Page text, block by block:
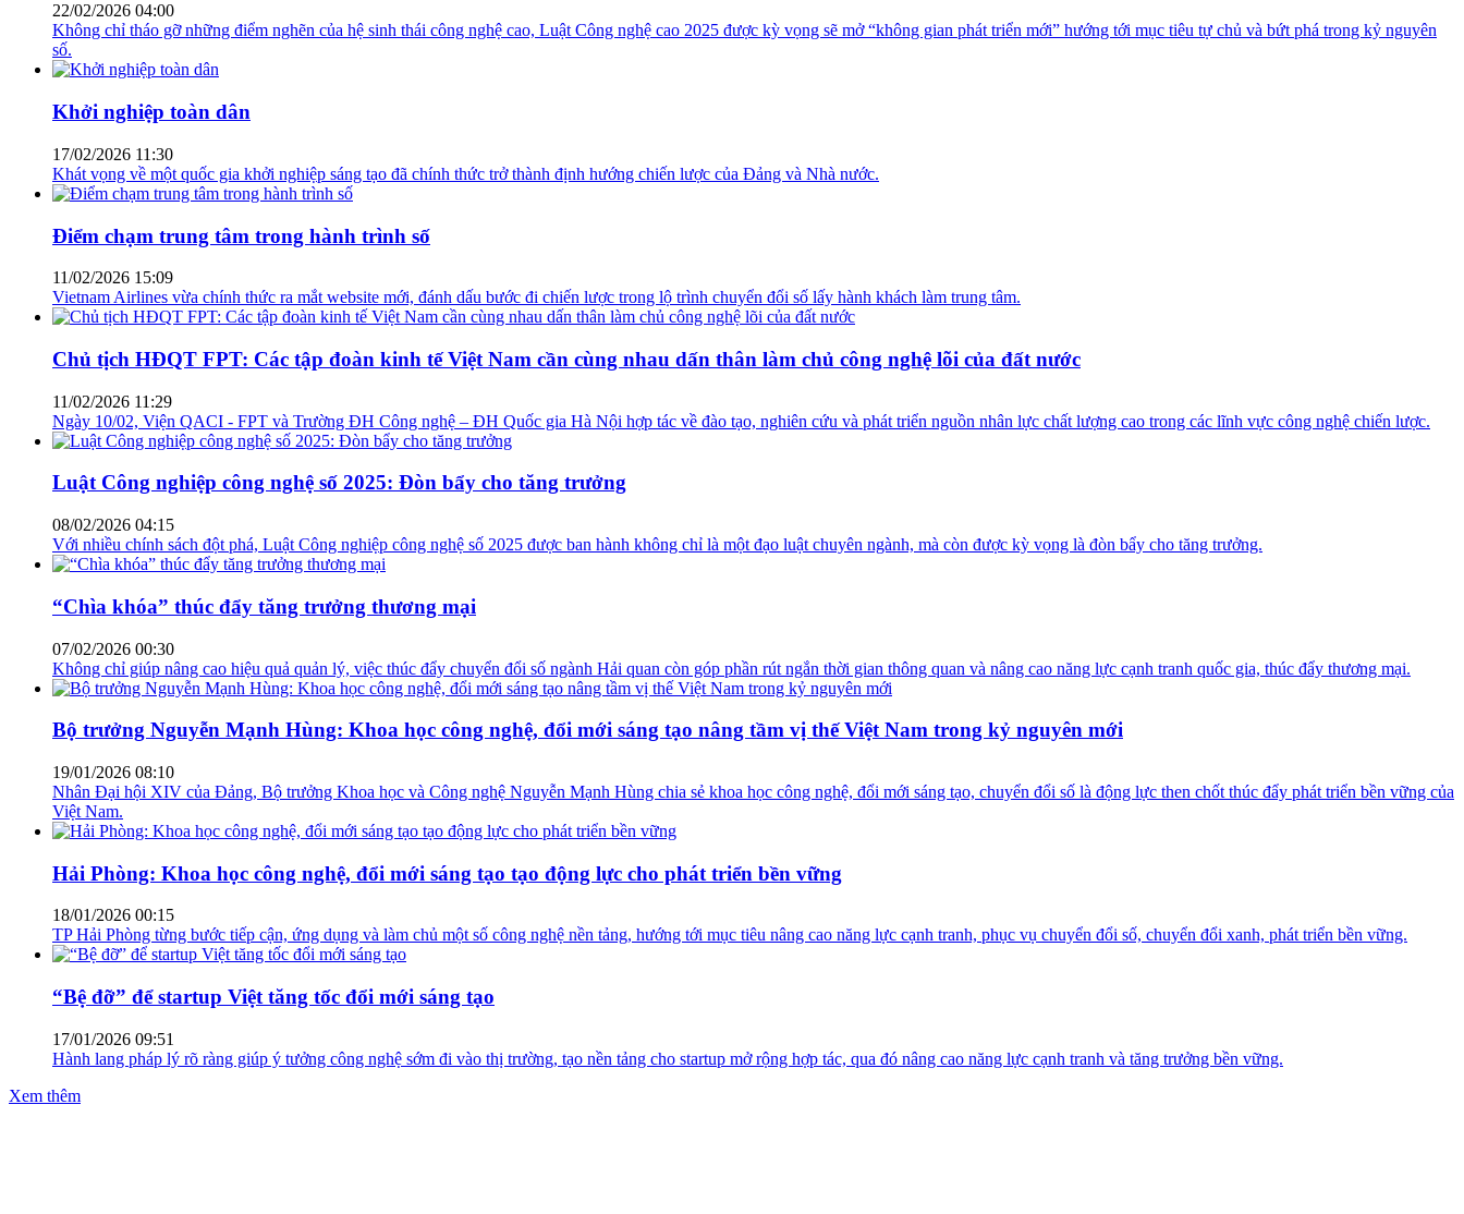
22/02/2026 04:00
Không chỉ tháo gỡ những điểm nghẽn của hệ sinh thái công nghệ cao, Luật Công nghệ cao 2025 được kỳ vọng sẽ mở “không gian phát triển mới” hướng tới mục tiêu tự chủ và bứt phá trong kỷ nguyên
số.
Khởi nghiệp toàn dân
17/02/2026 11:30
Khát vọng về một quốc gia khởi nghiệp sáng tạo đã chính thức trở thành định hướng chiến lược của Đảng và Nhà nước.
Điểm chạm trung tâm trong hành trình số
11/02/2026 15:09
Vietnam Airlines vừa chính thức ra mắt website mới, đánh dấu bước đi chiến lược trong lộ trình chuyển đổi số lấy hành khách làm trung tâm.
Chủ tịch HĐQT FPT: Các tập đoàn kinh tế Việt Nam cần cùng nhau dấn thân làm chủ công nghệ lõi của đất nước
11/02/2026 11:29
Ngày 10/02, Viện QACI - FPT và Trường ĐH Công nghệ – ĐH Quốc gia Hà Nội hợp tác về đào tạo, nghiên cứu và phát triển nguồn nhân lực chất lượng cao trong các lĩnh vực công nghệ chiến lược.
Luật Công nghiệp công nghệ số 2025: Đòn bẩy cho tăng trưởng
08/02/2026 04:15
Với nhiều chính sách đột phá, Luật Công nghiệp công nghệ số 2025 được ban hành không chỉ là một đạo luật chuyên ngành, mà còn được kỳ vọng là đòn bẩy cho tăng trưởng.
“Chìa khóa” thúc đẩy tăng trưởng thương mại
07/02/2026 00:30
Không chỉ giúp nâng cao hiệu quả quản lý, việc thúc đẩy chuyển đổi số ngành Hải quan còn góp phần rút ngắn thời gian thông quan và nâng cao năng lực cạnh tranh quốc gia, thúc đẩy thương mại.
Bộ trưởng Nguyễn Mạnh Hùng: Khoa học công nghệ, đổi mới sáng tạo nâng tầm vị thế Việt Nam trong kỷ nguyên mới
19/01/2026 08:10
Nhân Đại hội XIV của Đảng, Bộ trưởng Khoa học và Công nghệ Nguyễn Mạnh Hùng chia sẻ khoa học công nghệ, đổi mới sáng tạo, chuyển đổi số là động lực then chốt thúc đẩy phát triển bền vững của
Việt Nam.
Hải Phòng: Khoa học công nghệ, đổi mới sáng tạo tạo động lực cho phát triển bền vững
18/01/2026 00:15
TP Hải Phòng từng bước tiếp cận, ứng dụng và làm chủ một số công nghệ nền tảng, hướng tới mục tiêu nâng cao năng lực cạnh tranh, phục vụ chuyển đổi số, chuyển đổi xanh, phát triển bền vững.
“Bệ đỡ” để startup Việt tăng tốc đổi mới sáng tạo
17/01/2026 09:51
Hành lang pháp lý rõ ràng giúp ý tưởng công nghệ sớm đi vào thị trường, tạo nền tảng cho startup mở rộng hợp tác, qua đó nâng cao năng lực cạnh tranh và tăng trưởng bền vững.
Xem thêm